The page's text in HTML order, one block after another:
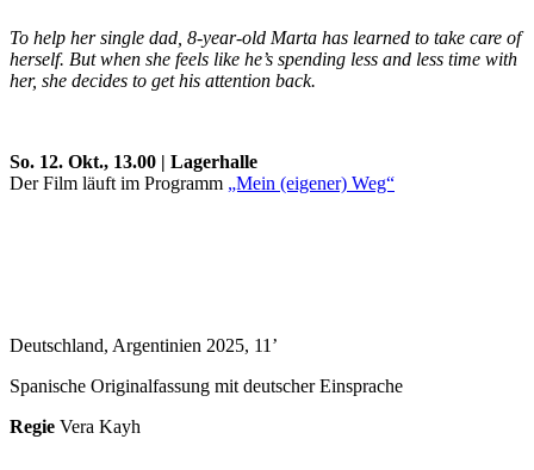
To help her single dad, 8-year-old Marta has learned to take care of
herself. But when she feels like he’s spending less and less time with
her, she decides to get his attention back.
So. 12. Okt., 13.00 | Lagerhalle
Der Film läuft im Programm „Mein (eigener) Weg“
Deutschland, Argentinien 2025, 11’
Spanische Originalfassung mit deutscher Einsprache
Regie Vera Kayh